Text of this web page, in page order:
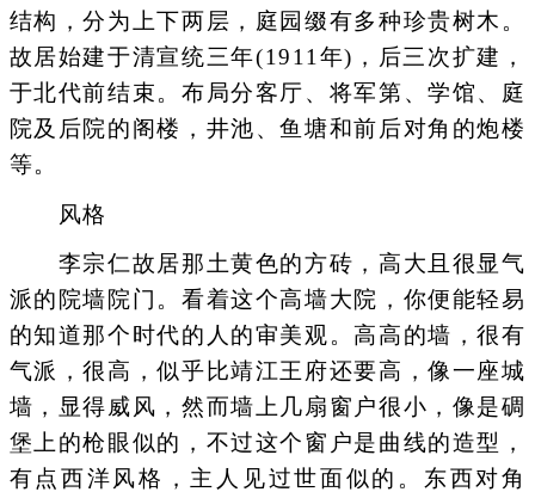
结构，分为上下两层，庭园缀有多种珍贵树木。
故居始建于清宣统三年(1911年)，后三次扩建，
于北代前结束。布局分客厅、将军第、学馆、庭
院及后院的阁楼，井池、鱼塘和前后对角的炮楼
等。
风格
李宗仁故居那土黄色的方砖，高大且很显气
派的院墙院门。看着这个高墙大院，你便能轻易
的知道那个时代的人的审美观。高高的墙，很有
气派，很高，似乎比靖江王府还要高，像一座城
墙，显得威风，然而墙上几扇窗户很小，像是碉
堡上的枪眼似的，不过这个窗户是曲线的造型，
有点西洋风格，主人见过世面似的。东西对角